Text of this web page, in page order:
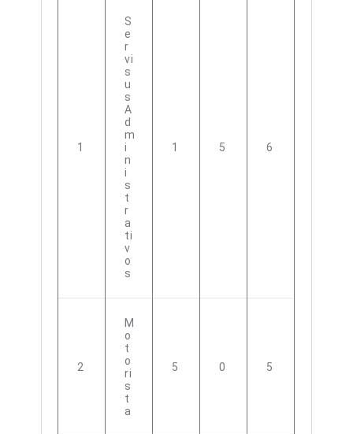
1
S
E
R
Vi
S
U
S
A
D
M
I
N
I
S
T
R
A
Ti
V
O
S
1 5 6
2
M
O
T
O
Ri
S
T
A
5 0 5